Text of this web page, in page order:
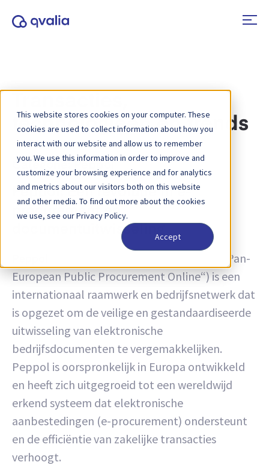
This website stores cookies on your computer. These
cookies are used to collect information about how you
interact with our website and allow us to remember
you. We use this information in order to improve and
customize your browsing experience and for analytics
and metrics about our visitors both on this website
and other media. To find out more about the cookies
we use, see our Privacy Policy.
Accept
technologieën en trends
Categorie:
Peppol: Een revolutie in e-
procurement en
documentuitwisseling
(oorspronkelijk een afkorting van „Pan-
European Public Procurement Online“) is een
internationaal raamwerk en bedrijfsnetwerk dat
is opgezet om de veilige en gestandaardiseerde
uitwisseling van elektronische
bedrijfsdocumenten te vergemakkelijken.
Peppol is oorspronkelijk in Europa ontwikkeld
en heeft zich uitgegroeid tot een wereldwijd
erkend systeem dat elektronische
aanbestedingen (e-procurement) ondersteunt
en de efficiëntie van zakelijke transacties
verhoogt.